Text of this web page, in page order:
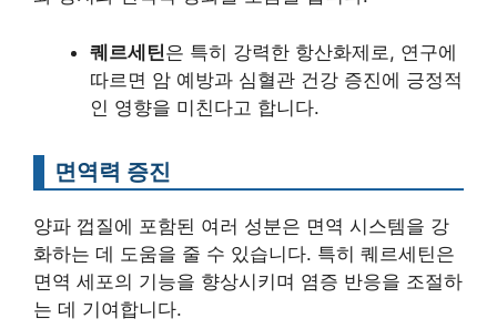
퀘르세틴은 특히 강력한 항산화제로, 연구에
따르면 암 예방과 심혈관 건강 증진에 긍정적
인 영향을 미친다고 합니다.
면역력 증진
양파 껍질에 포함된 여러 성분은 면역 시스템을 강
화하는 데 도움을 줄 수 있습니다. 특히 퀘르세틴은
면역 세포의 기능을 향상시키며 염증 반응을 조절하
는 데 기여합니다.